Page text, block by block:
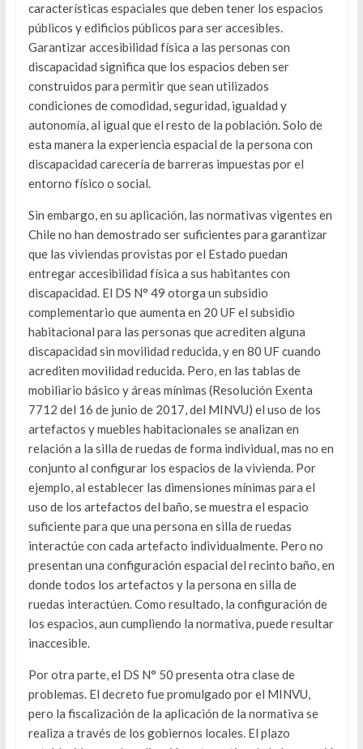
características espaciales que deben tener los espacios
públicos y edificios públicos para ser accesibles.
Garantizar accesibilidad física a las personas con
discapacidad significa que los espacios deben ser
construidos para permitir que sean utilizados
condiciones de comodidad, seguridad, igualdad y
autonomía, al igual que el resto de la población. Solo de
esta manera la experiencia espacial de la persona con
discapacidad carecería de barreras impuestas por el
entorno físico o social.
Sin embargo, en su aplicación, las normativas vigentes en
Chile no han demostrado ser suficientes para garantizar
que las viviendas provistas por el Estado puedan
entregar accesibilidad física a sus habitantes con
discapacidad. El DS N° 49 otorga un subsidio
complementario que aumenta en 20 UF el subsidio
habitacional para las personas que acrediten alguna
discapacidad sin movilidad reducida, y en 80 UF cuando
acrediten movilidad reducida. Pero, en las tablas de
mobiliario básico y áreas mínimas (Resolución Exenta
7712 del 16 de junio de 2017, del MINVU) el uso de los
artefactos y muebles habitacionales se analizan en
relación a la silla de ruedas de forma individual, mas no en
conjunto al configurar los espacios de la vivienda. Por
ejemplo, al establecer las dimensiones mínimas para el
uso de los artefactos del baño, se muestra el espacio
suficiente para que una persona en silla de ruedas
interactúe con cada artefacto individualmente. Pero no
presentan una configuración espacial del recinto baño, en
donde todos los artefactos y la persona en silla de
ruedas interactúen. Como resultado, la configuración de
los espacios, aun cumpliendo la normativa, puede resultar
inaccesible.
Por otra parte, el DS N° 50 presenta otra clase de
problemas. El decreto fue promulgado por el MINVU,
pero la fiscalización de la aplicación de la normativa se
realiza a través de los gobiernos locales. El plazo